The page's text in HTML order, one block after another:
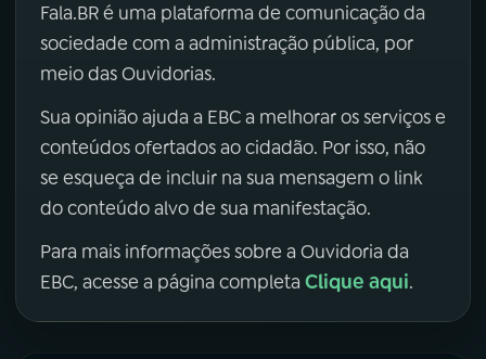
Fala.BR é uma plataforma de comunicação da
sociedade com a administração pública, por
meio das Ouvidorias.
Sua opinião ajuda a EBC a melhorar os serviços e
conteúdos ofertados ao cidadão. Por isso, não
se esqueça de incluir na sua mensagem o link
do conteúdo alvo de sua manifestação.
Para mais informações sobre a Ouvidoria da
EBC, acesse a página completa Clique aqui.